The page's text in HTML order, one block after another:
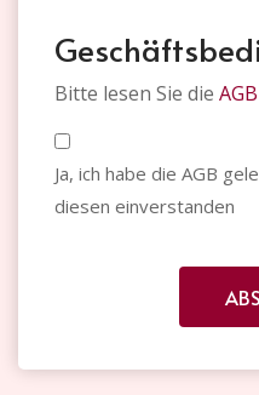
Bitte lesen Sie die AGB
Ja, ich habe die AGB
diesen einverstanden